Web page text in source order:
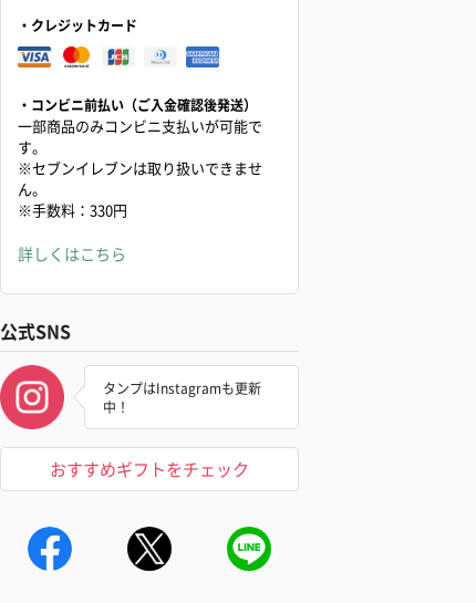
・クレジットカード
・コンビニ前払い（ご入金確認後発送）
一部商品のみコンビニ支払いが可能で
す。
※セブンイレブンは取り扱いできませ
ん。
※手数料：330円
詳しくはこちら
公式SNS
タンプはInstagramも更新
中！
おすすめギフトをチェック